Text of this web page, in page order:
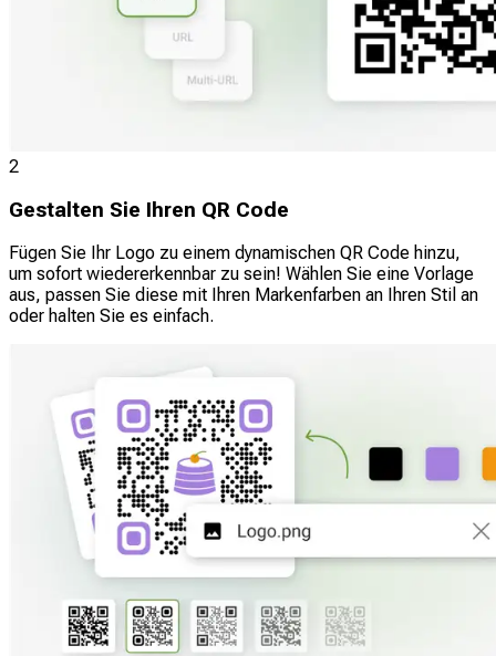
2
Gestalten Sie Ihren QR Code
Fügen Sie Ihr Logo zu einem dynamischen QR Code hinzu,
um sofort wiedererkennbar zu sein! Wählen Sie eine Vorlage
aus, passen Sie diese mit Ihren Markenfarben an Ihren Stil an
oder halten Sie es einfach.